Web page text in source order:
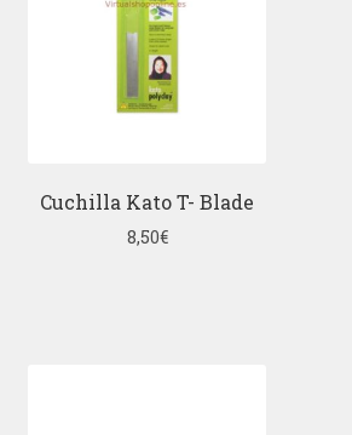
Cuchilla Kato T- Blade
8,50€